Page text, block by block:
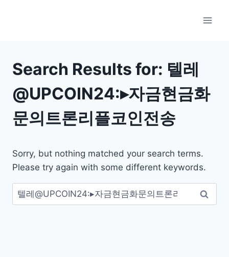
Search Results for: 텔레
@UPCOIN24:▸자금현금화
문의트론리플코인전송
Sorry, but nothing matched your search terms.
Please try again with some different keywords.
검
색: